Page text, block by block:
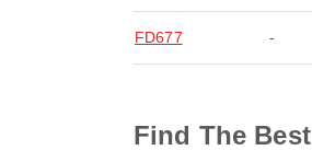
FD677 -
Find The